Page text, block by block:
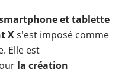
et tablette
Xs'est imposé comme
Elle est
la création